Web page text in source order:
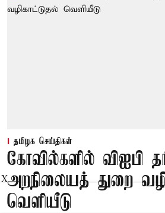
தமிழக செய்திகள்
கோவில்களில் விஐபி
அறநிலையத் துறை
வெளியீடு
X